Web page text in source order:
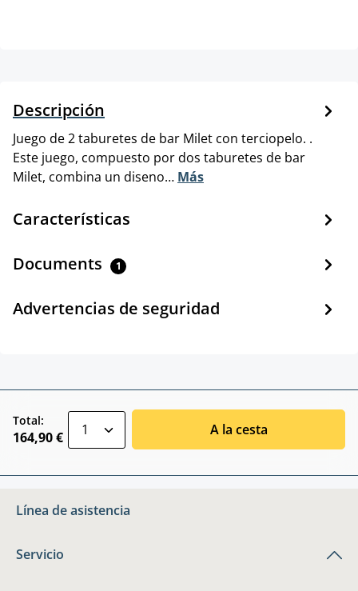
Descripción
Juego de 2 taburetes de bar Milet con terciopelo. .
Este juego, compuesto por dos taburetes de bar
Milet, combina un diseno… Más
Características
Documents 1
Advertencias de seguridad
Total:
164,90 € A la cesta
Línea de asistencia
Servicio